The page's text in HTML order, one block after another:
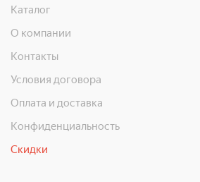
Каталог
О компании
Контакты
Условия договора
Оплата и доставка
Конфиденциальность
Скидки